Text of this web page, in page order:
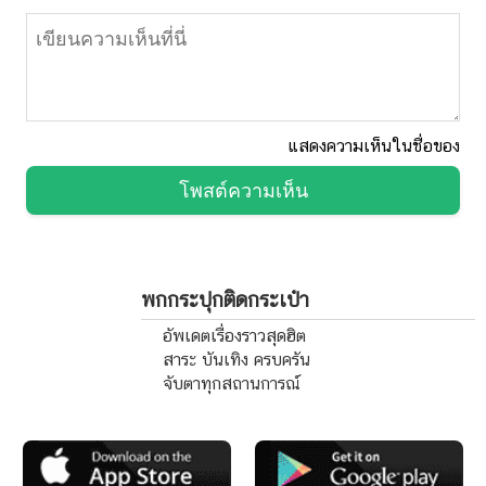
แสดงความเห็นในชื่อของ
โพสต์ความเห็น
พกกระปุกติดกระเป๋า
อัพเดตเรื่องราวสุดฮิต
สาระ บันเทิง ครบครัน
จับตาทุกสถานการณ์